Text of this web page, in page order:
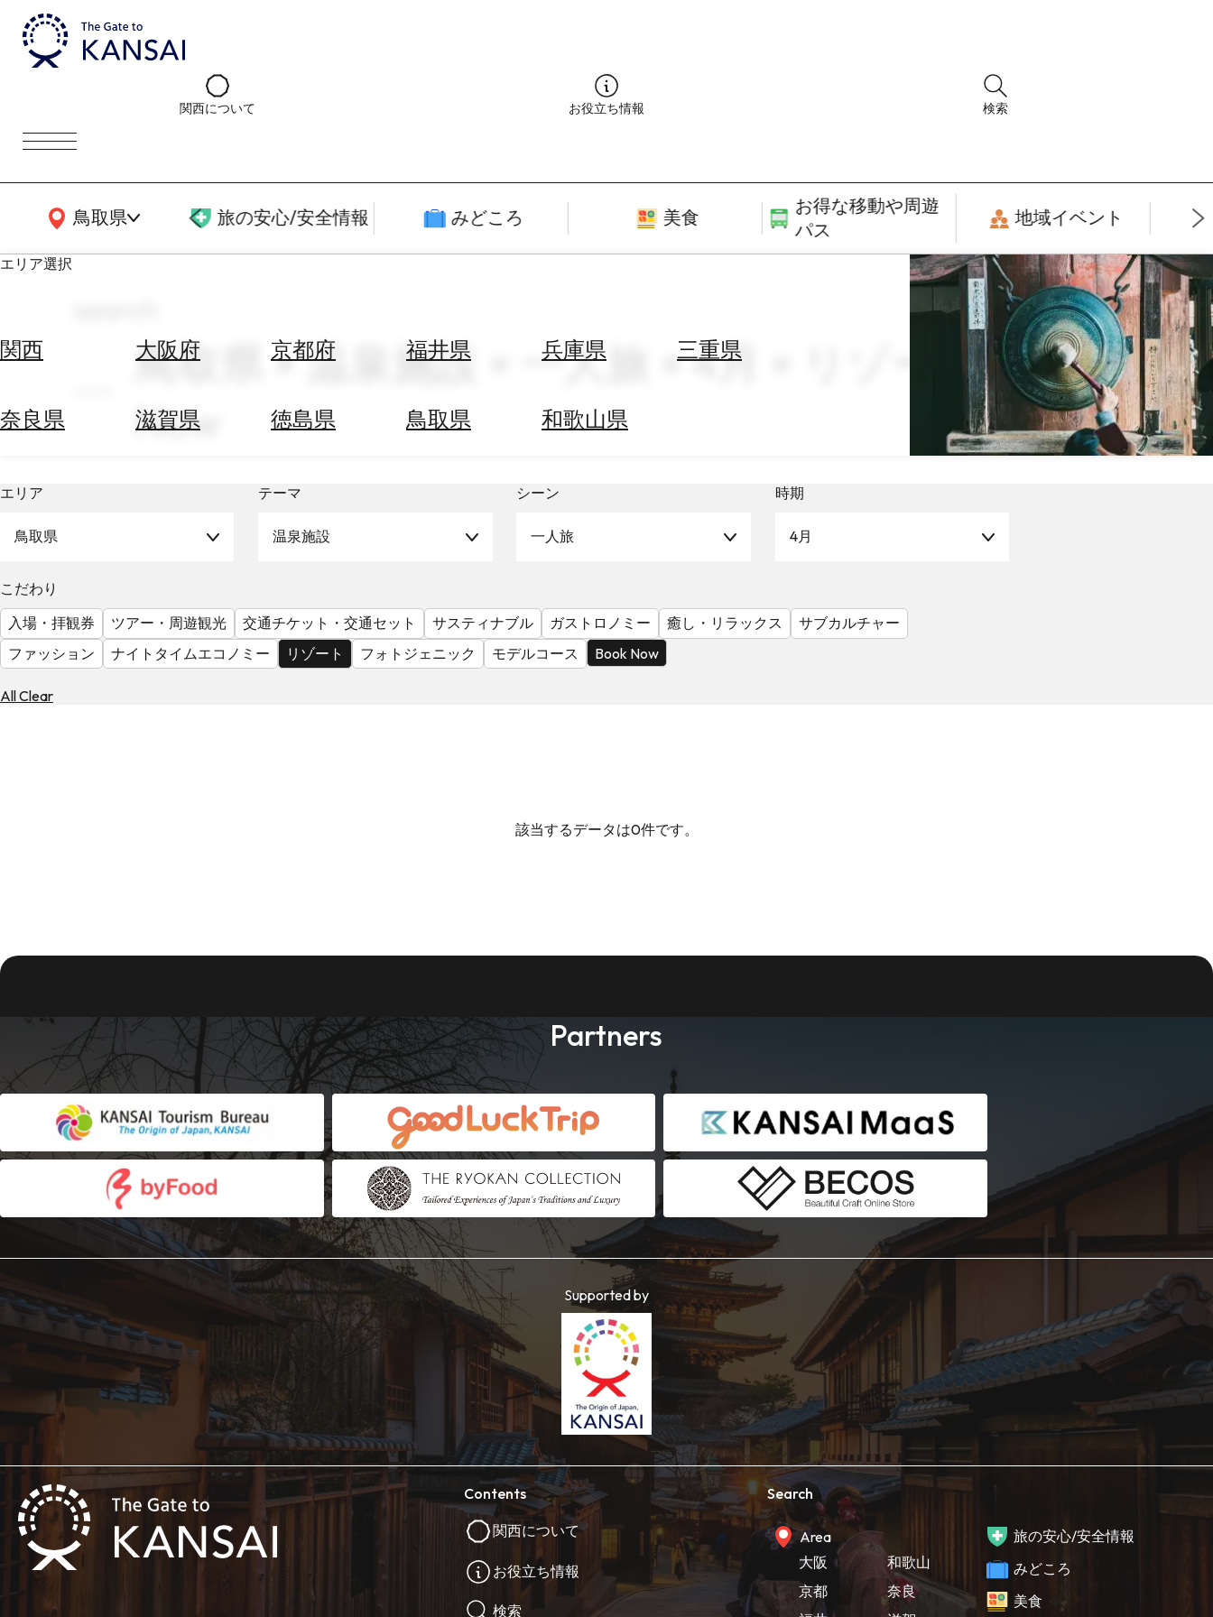
関西について お役立ち情報 検索
鳥取県
関西広域MAP 旅の安心/安全情報 みどころ 美食
お得な移動や周遊
パス
地域イベント
エリア選択
関西 大阪府 京都府 福井県 兵庫県 三重県
奈良県 滋賀県 徳島県 鳥取県 和歌山県
べ
る
天
気
を
見
鳥取県 × 温泉施設 × 一人旅 × 4月 × リゾート × Book
Now
エリア
鳥取県
テーマ
温泉施設
シーン
一人旅
時期
4月
こだわり
入場・拝観券
ツアー・周遊観光 交通チケット・交通セット サスティナブル ガストロノミー 癒し・リラックス
サブカルチャー
ファッション
ナイトタイムエコノミー リゾート フォトジェニック モデルコース Book Now
All Clear
該当するデータは0件です。
Partners
Supported by
Contents
関西について
お役立ち情報
検索
Search
Area
大阪
京都
和歌山
奈良
旅の安心/安全情報
みどころ
美食